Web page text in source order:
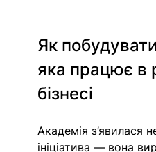
Як
яка працює в
бізнесі
Академія з’явилася
ініціатива — вона